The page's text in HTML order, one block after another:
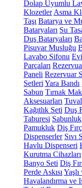
Dolap Uyumlu
Klozetler Asma
Taşı Batarya ve
Bataryaları Su
Duş Bataryaları
Pisuvar Musluğu
Lavabo Sifonu
Parçaları
Paneli Rezervuar
Setleri Yara Bandı
Sabun Tırnak
Aksesuarları
Kağıtlık Seti Duş
Taburesi Sabunluk
Pamukluk Diş
Dispenserler Sıvı
Havlu Dispenseri
Kurutma Cihazları
Banyo Seti Diş
Perde Askısı
Havalandırma ve